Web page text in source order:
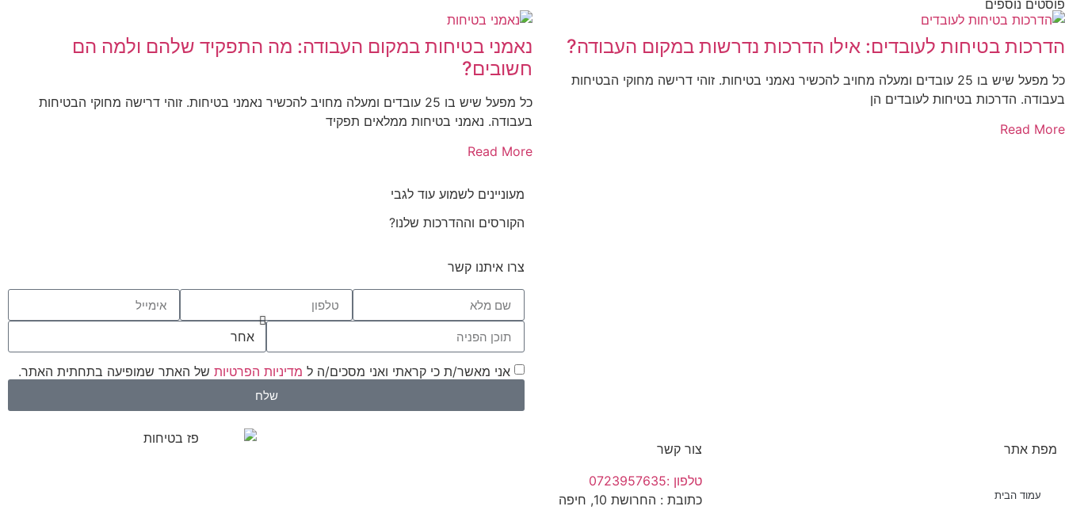
פוסטים נוספים
הדרכות בטיחות לעובדים: אילו הדרכות נדרשות במקום העבודה?
כל מפעל שיש בו 25 עובדים ומעלה מחויב להכשיר נאמני בטיחות. זוהי דרישה מחוקי הבטיחות
בעבודה. הדרכות בטיחות לעובדים הן
Read More
נאמני בטיחות במקום העבודה: מה התפקיד שלהם ולמה הם
חשובים?
כל מפעל שיש בו 25 עובדים ומעלה מחויב להכשיר נאמני בטיחות. זוהי דרישה מחוקי הבטיחות
בעבודה. נאמני בטיחות ממלאים תפקיד
Read More
מעוניינים לשמוע עוד לגבי
הקורסים וההדרכות שלנו?
צרו איתנו קשר
אני מאשר/ת כי קראתי ואני מסכים/ה ל מדיניות הפרטיות של האתר שמופיעה בתחתית האתר.
שלח
מפת אתר
עמוד הבית
צור קשר
טלפון :0723957635
כתובת : החרושת 10, חיפה